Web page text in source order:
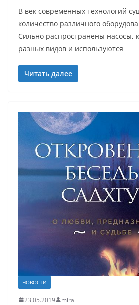
В век современных технологий
количество различного
Сильно распространены насосы,
разных видов и используются
Читать далее
НОВОСТИ
23.05.2019 mira